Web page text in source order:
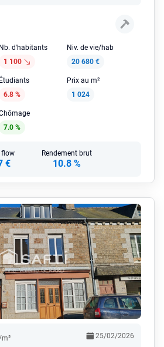
Nb. d'habitants
1 100
Niv. de vie/hab
20 680 €
Étudiants
6.8 %
Prix au m²
1 024
7.0 %
flow
€
Rendement brut
10.8 %
25/02/2026